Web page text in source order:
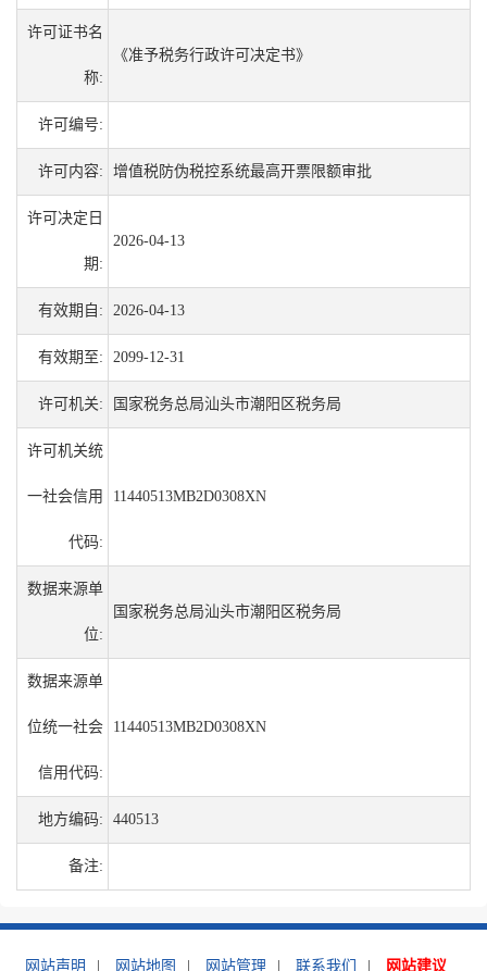
许可证书名
称:
《准予税务行政许可决定书》
许可编号:
许可内容: 增值税防伪税控系统最高开票限额审批
许可决定日
期:
2026-04-13
有效期自: 2026-04-13
有效期至: 2099-12-31
许可机关: 国家税务总局汕头市潮阳区税务局
许可机关统
一社会信用
代码:
11440513MB2D0308XN
数据来源单
位:
国家税务总局汕头市潮阳区税务局
数据来源单
位统一社会
信用代码:
11440513MB2D0308XN
地方编码: 440513
备注:
网站声明 网站地图 网站管理 联系我们 网站建议